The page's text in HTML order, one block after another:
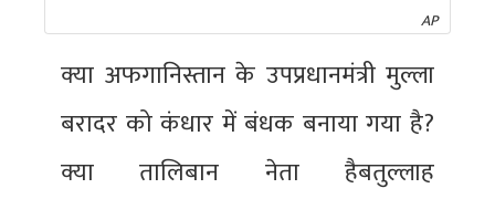
AP
क्या अफगानिस्तान के उपप्रधानमंत्री मुल्ला
बरादर को कंधार में बंधक बनाया गया है?
क्या तालिबान नेता हैबतुल्लाह